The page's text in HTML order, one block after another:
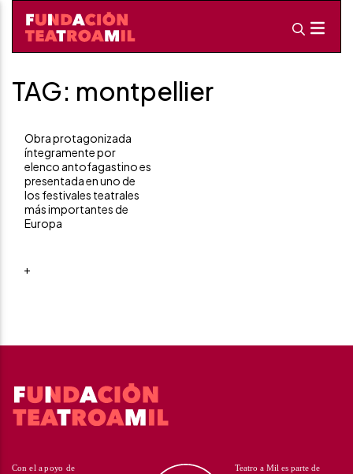
TAG: montpellier
Obra protagonizada
íntegramente por
elenco antofagastino es
presentada en uno de
los festivales teatrales
más importantes de
Europa
+